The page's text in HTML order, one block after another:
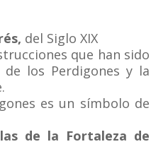
del Siglo XIX
que han sido
los Perdigones y la
es un símbolo de
de la Fortaleza de